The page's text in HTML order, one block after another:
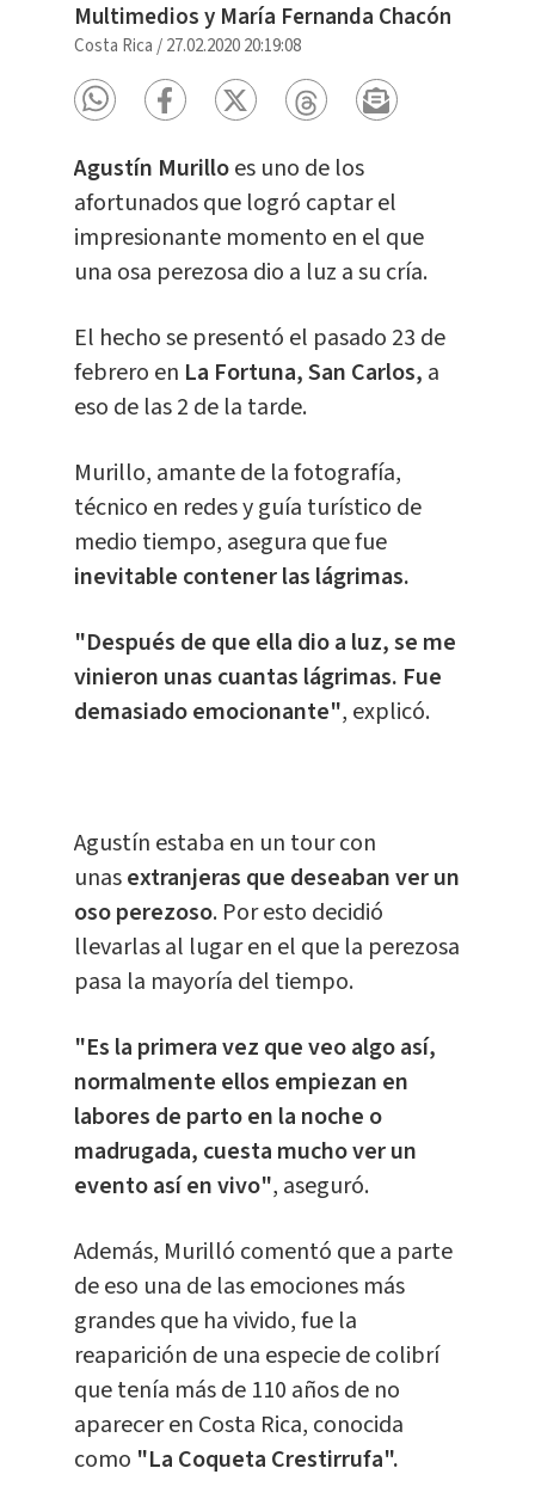
Multimedios y María Fernanda Chacón
Costa Rica /27.02.2020 20:19:08
Agustín Murilloes uno de los
afortunados que logró captar el
impresionante momento en el que
una osa perezosa dio a luz a su cría.
El hecho se presentó el pasado 23 de
febrero en La Fortuna, San Carlos, a
eso de las 2 de la tarde.
Murillo, amante de la fotografía,
técnico en redes y guía turístico de
medio tiempo, asegura que fue
inevitable contener las lágrimas.
"Después de que ella dio a luz, se me
vinieron unas cuantas lágrimas. Fue
demasiado emocionante", explicó.
Agustín estaba en un tour con
unasextranjeras que deseaban ver un
oso perezoso. Por esto decidió
llevarlas al lugar en el que la perezosa
pasa la mayoría del tiempo.
"Es la primera vez que veo algo así,
normalmente ellos empiezan en
labores de parto en la noche o
madrugada, cuesta mucho ver un
evento así en vivo", aseguró.
Además, Murilló comentó que a parte
de eso una de las emociones más
grandes que ha vivido, fue la
reaparición de una especie de colibrí
que tenía más de 110 años de no
aparecer en Costa Rica, conocida
como "La Coqueta Crestirrufa".